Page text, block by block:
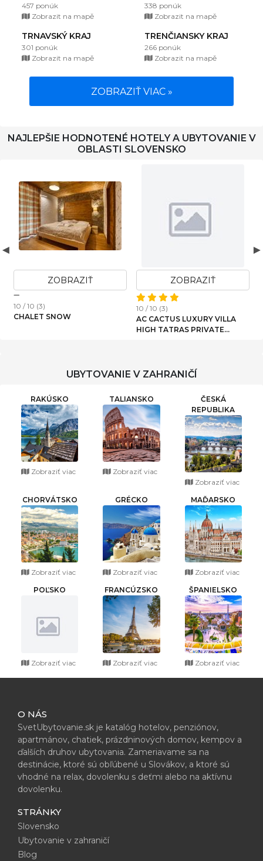
457 ponúk
Zobrazit na mapě
338 ponúk
Zobrazit na mapě
TRNAVSKÝ KRAJ
301 ponúk
Zobrazit na mapě
TRENČIANSKY KRAJ
266 ponúk
Zobrazit na mapě
ZOBRAZIŤ VIAC »
NAJLEPŠIE HODNOTENÉ HOTELY A UBYTOVANIE V
OBLASTI SLOVENSKO
ZOBRAZIŤ
10 / 10 (3)
CHALET SNOW
ZOBRAZIŤ
10 / 10 (3)
AC CACTUS LUXURY VILLA
HIGH TATRAS PRIVATE
UBYTOVANIE V ZAHRANIČÍ
RAKÚSKO
Zobraziť viac
TALIANSKO
Zobraziť viac
ČESKÁ
REPUBLIKA
Zobraziť viac
CHORVÁTSKO
Zobraziť viac
GRÉCKO
Zobraziť viac
MAĎARSKO
Zobraziť viac
POĽSKO
Zobraziť viac
FRANCÚZSKO
Zobraziť viac
ŠPANIELSKO
Zobraziť viac
O NÁS
SvetUbytovanie.sk je katalóg hotelov, penziónov,
apartmánov, chatiek, prázdninových domov, kempov a
ďalších druhov ubytovania. Zameriavame sa na
destinácie, ktoré sú obľúbené u Slovákov, a ktoré sú
vhodné na relax, dovolenku s deťmi alebo na aktívnu
dovolenku.
STRÁNKY
Slovensko
Ubytovanie v zahraničí
Blog